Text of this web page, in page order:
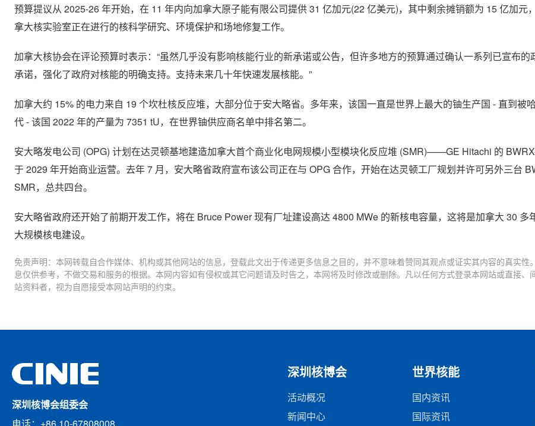
预算提议从 2025-26 年开始，在 11 年内向加拿大原子能有限公司提供 31 亿加元(22 亿美元)，其中剩余摊销额为 15 亿加元
拿大核实验室正在进行的核科学研究、环境保护和场地修复工作。
加拿大核协会在评论预算时表示：“虽然几乎没有影响核能行业的新承诺或公告，但许多地方的预算通过确认一系列已宣布的
承诺，强化了政府对核能的明确支持。支持未来几十年快速发展核能。”
加拿大约 15% 的电力来自 19 个坎杜核反应堆，大部分位于安大略省。多年来，该国一直是世界上最大的铀生产国 - 直到被
代 - 该国 2022 年的产量为 7351 tU，在世界铀供应商名单中排名第二。
安大略发电公司 (OPG) 计划在达灵顿基地建造加拿大首个商业化电网规模小型模块化反应堆 (SMR)——GE Hitachi 的
于 2029 年开始商业运营。去年 7 月，安大略省政府宣布该公司正在与 OPG 合作，开始在达灵顿工厂规划并许可另外三台
SMR，总共四台。
安大略省政府还开始了前期开发工作，将在 Bruce Power 现有厂址建设高达 4800 MWe 的新核电容量，这将是加拿大 30 多
大规模核电建设。
免责声明：本网转载自合作媒体、机构或其他网站的信息，登载此文出于传递更多信息之目的，并不意味着赞同其观点或证实其内容的真实性
息仅供参考，不做交易和服务的根据。本网内容如有侵权或其它问题请及时告之，本网将及时修改或删除。凡以任何方式登录本网站或直接、
站资料者，视为自愿接受本网站声明的约束。
深圳核博会组委会
深圳核博会
活动概况
新闻中心
世界核能
国内资讯
国际资讯